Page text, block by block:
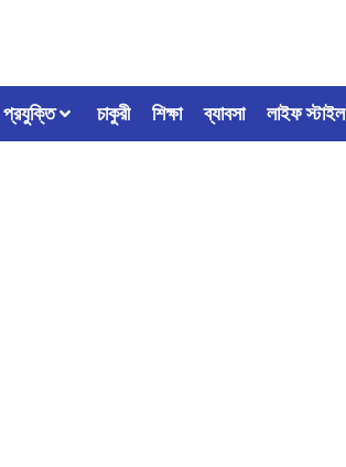
প্রযুক্তি চাকুরী শিক্ষা ব্যাবসা লাইফ স্টাইল